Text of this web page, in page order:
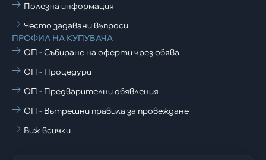
Полезна информация
Често задавани въпроси
ПРОФИЛ НА КУПУВАЧА
ОП - Събиране на оферти чрез обява
ОП - Процедури
ОП - Предварителни обявления
ОП - Вътрешни правила за провеждане
Виж всички